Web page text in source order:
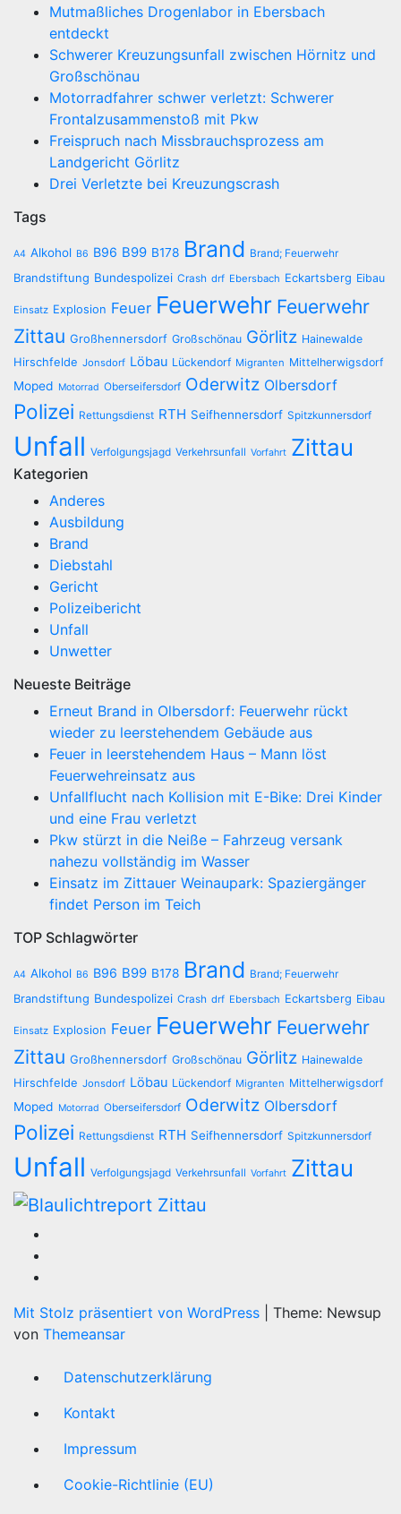
Mutmaßliches Drogenlabor in Ebersbach
entdeckt
Schwerer Kreuzungsunfall zwischen Hörnitz und
Großschönau
Motorradfahrer schwer verletzt: Schwerer
Frontalzusammenstoß mit Pkw
Freispruch nach Missbrauchsprozess am
Landgericht Görlitz
Drei Verletzte bei Kreuzungscrash
Tags
A4 Alkohol B6 B96 B99 B178 Brand Brand; Feuerwehr
Brandstiftung Bundespolizei Crash drf Ebersbach Eckartsberg Eibau
Einsatz Explosion Feuer Feuerwehr Feuerwehr
Zittau Großhennersdorf Großschönau Görlitz Hainewalde
Hirschfelde Jonsdorf Löbau Lückendorf Migranten Mittelherwigsdorf
Moped Motorrad Oberseifersdorf Oderwitz Olbersdorf
Polizei Rettungsdienst RTH Seifhennersdorf Spitzkunnersdorf
Unfall Verfolgungsjagd Verkehrsunfall Vorfahrt Zittau
Kategorien
Anderes
Ausbildung
Brand
Diebstahl
Gericht
Polizeibericht
Unfall
Unwetter
Neueste Beiträge
Erneut Brand in Olbersdorf: Feuerwehr rückt
wieder zu leerstehendem Gebäude aus
Feuer in leerstehendem Haus – Mann löst
Feuerwehreinsatz aus
Unfallflucht nach Kollision mit E-Bike: Drei Kinder
und eine Frau verletzt
Pkw stürzt in die Neiße – Fahrzeug versank
nahezu vollständig im Wasser
Einsatz im Zittauer Weinaupark: Spaziergänger
findet Person im Teich
TOP Schlagwörter
A4 Alkohol B6 B96 B99 B178 Brand Brand; Feuerwehr
Brandstiftung Bundespolizei Crash drf Ebersbach Eckartsberg Eibau
Einsatz Explosion Feuer Feuerwehr Feuerwehr
Zittau Großhennersdorf Großschönau Görlitz Hainewalde
Hirschfelde Jonsdorf Löbau Lückendorf Migranten Mittelherwigsdorf
Moped Motorrad Oberseifersdorf Oderwitz Olbersdorf
Polizei Rettungsdienst RTH Seifhennersdorf Spitzkunnersdorf
Unfall Verfolgungsjagd Verkehrsunfall Vorfahrt Zittau
Mit Stolz präsentiert von WordPress
Theme: Newsup
von Themeansar
Datenschutzerklärung
Kontakt
Impressum
Cookie-Richtlinie (EU)